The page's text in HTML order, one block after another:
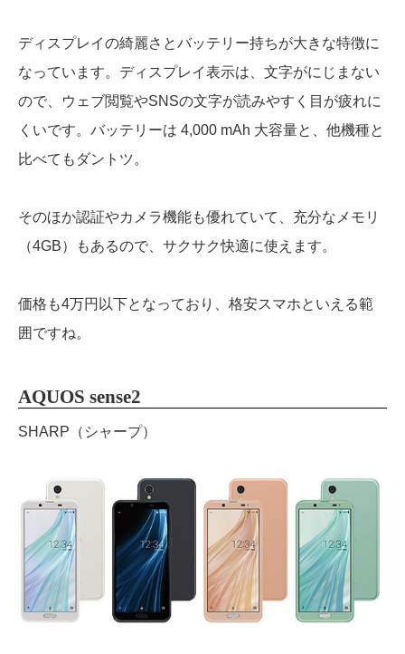
ディスプレイの綺麗さとバッテリー持ちが大きな特徴に
なっています。ディスプレイ表示は、文字がにじまない
ので、ウェブ閲覧やSNSの文字が読みやすく目が疲れに
くいです。バッテリーは 4,000 mAh 大容量と、他機種と
比べてもダントツ。
そのほか認証やカメラ機能も優れていて、充分なメモリ
（4GB）もあるので、サクサク快適に使えます。
価格も4万円以下となっており、格安スマホといえる範
囲ですね。
AQUOS sense2
SHARP（シャープ）